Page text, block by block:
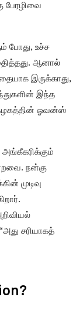
பேரழிவை
போது, உச்ச
ஆனால்
இருக்காது,
இந்த
ஓவன்ஸ்
அங்கீகரிக்கும்
நன்கு
முடிவு
சரியாகத்